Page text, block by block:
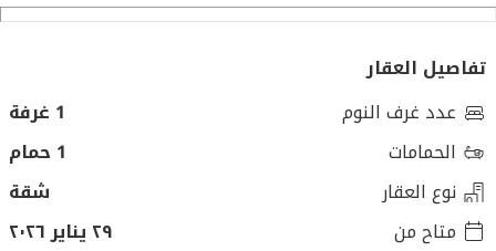
تفاصيل العقار
عدد غرف النوم
1 غرفة
الحمامات
1 حمام
نوع العقار
شقة
متاح من
٢٩ يناير ٢٠٢٦